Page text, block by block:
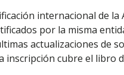
internacional de
por la misma
actualizaciones de
inscripción cubre el libro